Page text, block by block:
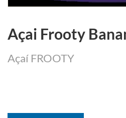
Açai Frooty
Açaí FROOTY